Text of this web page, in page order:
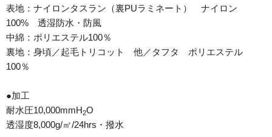
表地：ナイロンタスラン（裏PUラミネート） ナイロン
100% 透湿防水・防風
中綿：ポリエステル100％
裏地：身頃／起毛トリコット 他／タフタ ポリエステル
100％
●加工
耐水圧10,000mmH2O
透湿度8,000g/㎡/24hrs・撥水